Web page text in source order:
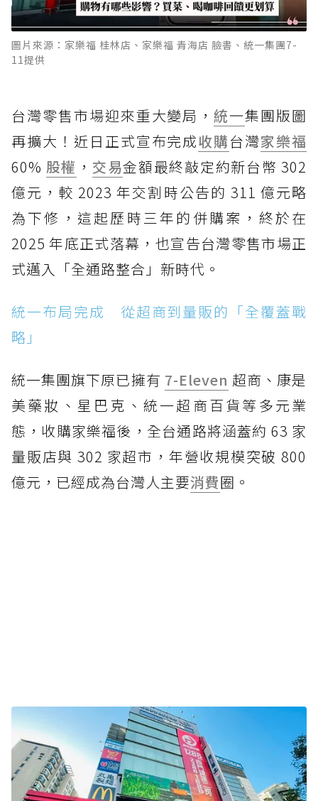
圖片來源：家樂福 桂林店、家樂福 青海店 臉書、統一集團7-
11提供
台灣零售市場迎來重大變局，統一集團版圖
再擴大！近日正式宣布完成收購台灣家樂福
60% 股權 ， 交易金額最終敲定約新台幣 302
億元，較 2023 年交割時公告的 311 億元略
為下修，這起歷時三年的併購案，終於在
2025 年底正式落幕，也宣告台灣零售市場正
式邁入「全通路整合」新時代。
統一布局完成 從超商到量販的「全覆蓋戰
略」
統一集團旗下原已擁有 7-Eleven 超商、康是
美藥妝、星巴克、統一超商百貨等多元業
態，收購家樂福後，全台通路將涵蓋約 63 家
量販店與 302 家超市，年營收規模突破 800
億元，已經成為台灣人主要消費圈。